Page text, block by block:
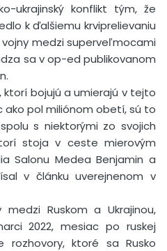
ukrajinský konflikt tým, že
k ďalšiemu krviprelievaniu
vojny medzi superveľmocami
sa v op-ed publikovanom
ktorí bojujú a umierajú v tejto
ako pol miliónom obetí, sú to
s niektorými zo svojich
stoja v ceste mierovým
Salonu Medea Benjamin a
v článku uverejnenom v
Ruskom a Ukrajinou,
2022, mesiac po ruskej
ktoré sa Rusko